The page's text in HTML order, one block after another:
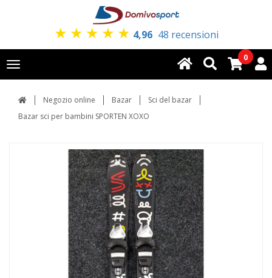
★ ★ ★ ★ ★ 4,96 48 recensioni
Toggle
navigation
0
Negozio online Bazar
Sci del bazar
Bazar sci per bambini SPORTEN XOXO